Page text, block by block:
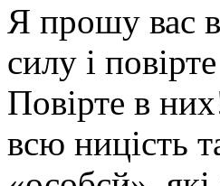
Я прошу вас
силу і
Повірте в
всю ницість